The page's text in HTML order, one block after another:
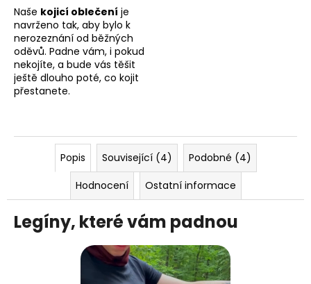
Naše kojicí oblečení je
navrženo tak, aby bylo k
nerozeznání od běžných
oděvů. Padne vám, i pokud
nekojíte, a bude vás těšit
ještě dlouho poté, co kojit
přestanete.
Popis Související (4)
Podobné (4)
Hodnocení
Ostatní informace
Legíny, které vám padnou